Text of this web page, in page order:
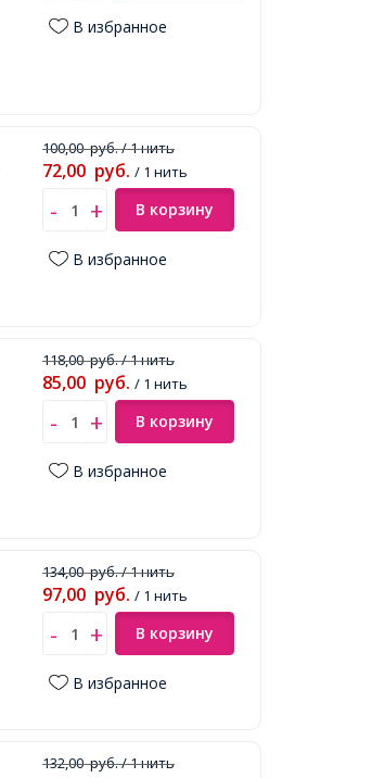
В избранное
100,00руб./ 1 нить
72,00 руб. / 1 нить
В корзину
В избранное
118,00руб./ 1 нить
85,00 руб. / 1 нить
В корзину
В избранное
134,00руб./ 1 нить
97,00 руб. / 1 нить
В корзину
В избранное
132,00руб./ 1 нить